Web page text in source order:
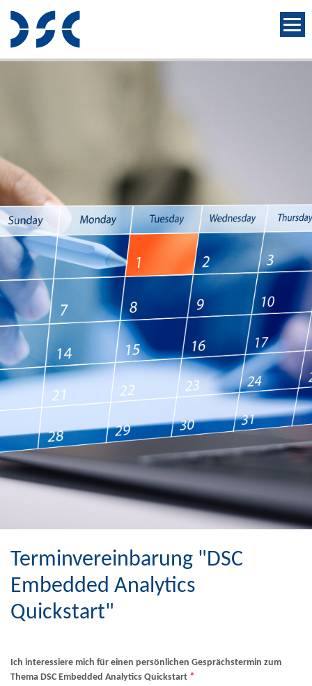
Terminvereinbarung "DSC
Embedded Analytics
Quickstart"
Ich interessiere mich für einen persönlichen Gesprächstermin zum
Thema DSC Embedded Analytics Quickstart *